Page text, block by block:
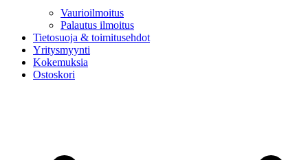
Vaurioilmoitus
Palautus ilmoitus
Tietosuoja & toimitusehdot
Yritysmyynti
Kokemuksia
Ostoskori